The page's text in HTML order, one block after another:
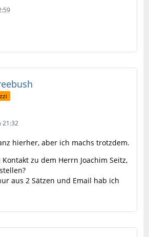
21:32
hierher, aber ich machs trotzdem.
zu dem Herrn Joachim Seitz,
aus 2 Sätzen und Email hab ich